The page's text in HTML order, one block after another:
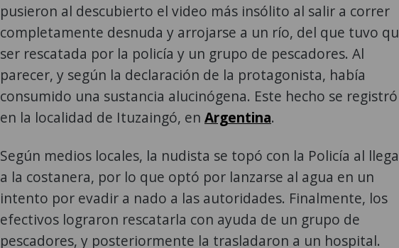
pusieron al descubierto el video más insólito al salir a correr
completamente desnuda y arrojarse a un río, del que tuvo
ser rescatada por la policía y un grupo de pescadores. Al
parecer, y según la declaración de la protagonista, había
consumido una sustancia alucinógena. Este hecho se registró
en la localidad de Ituzaingó, en Argentina.
Según medios locales, la nudista se topó con la Policía al
a la costanera, por lo que optó por lanzarse al agua en un
intento por evadir a nado a las autoridades. Finalmente, los
efectivos lograron rescatarla con ayuda de un grupo de
pescadores, y posteriormente la trasladaron a un hospital.